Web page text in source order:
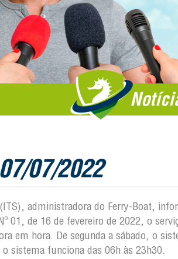
07/2022
administradora do Ferry-Boat,
01, de 16 de fevereiro de 2022, o
em hora. De segunda a sábado, o
sistema funciona das 06h às 23h30.